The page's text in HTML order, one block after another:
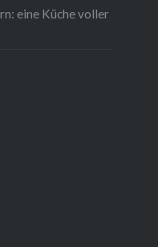
eine Küche voller